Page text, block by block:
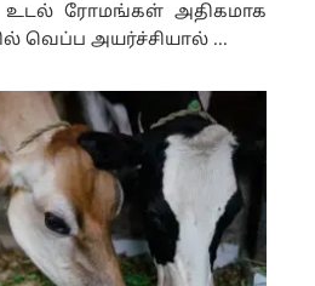
உடல் ரோமங்கள் அதிகமாக
வெப்ப அயர்ச்சியால் ...